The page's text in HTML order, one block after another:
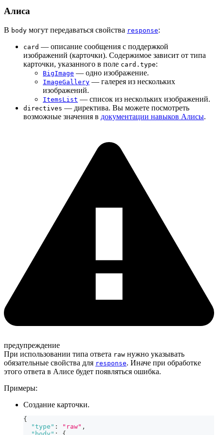
Алиса
В body могут передаваться свойства response:
card — описание сообщения с поддержкой
изображений (карточки). Содержимое зависит от типа
карточки, указанного в поле card.type:
BigImage — одно изображение.
ImageGallery — галерея из нескольких
изображений.
ItemsList — список из нескольких изображений.
directives — директива. Вы можете посмотреть
возможные значения в документации навыков Алисы.
предупреждение
При использовании типа ответа raw нужно указывать
обязательные свойства для response. Иначе при обработке
этого ответа в Алисе будет появляться ошибка.
Примеры:
Создание карточки.
{
"type" : "raw" ,